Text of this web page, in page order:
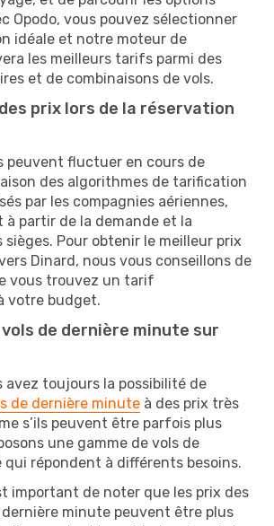
Opodo, vous pouvez sélectionner
idéale et notre moteur de
les meilleurs tarifs parmi des
et de combinaisons de vols.
prix lors de la réservation
peuvent fluctuer en cours de
des algorithmes de tarification
par les compagnies aériennes,
à partir de la demande et la
sièges. Pour obtenir le meilleur prix
Dinard, nous vous conseillons de
vous trouvez un tarif
votre budget.
de dernière minute sur
avez toujours la possibilité de
de dernière minute à des prix très
s’ils peuvent être parfois plus
une gamme de vols de
répondent à différents besoins.
important de noter que les prix des
minute peuvent être plus